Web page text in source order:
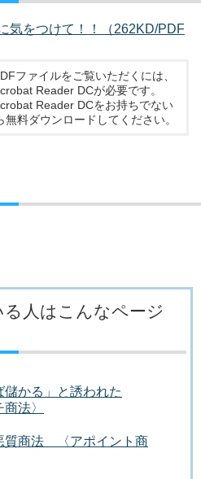
気をつけて！！（262KD/PDF
ファイルをご覧いただくには、
Reader DCが必要です。
Reader DCをお持ちでない
料ダウンロードしてください。
人はこんなページ
儲かる」と誘われた
法〉
質商法 〈アポイント商